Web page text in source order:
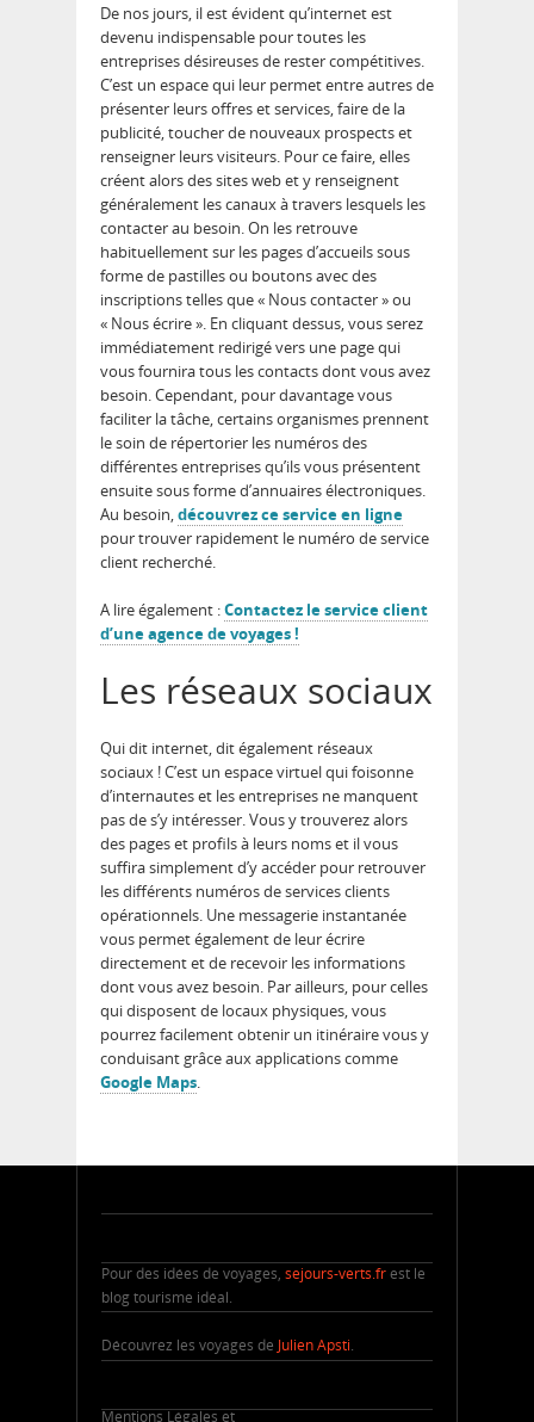
De nos jours, il est évident qu’internet est
devenu indispensable pour toutes les
entreprises désireuses de rester compétitives.
C’est un espace qui leur permet entre autres de
présenter leurs offres et services, faire de la
publicité, toucher de nouveaux prospects et
renseigner leurs visiteurs. Pour ce faire, elles
créent alors des sites web et y renseignent
généralement les canaux à travers lesquels les
contacter au besoin. On les retrouve
habituellement sur les pages d’accueils sous
forme de pastilles ou boutons avec des
inscriptions telles que « Nous contacter » ou
« Nous écrire ». En cliquant dessus, vous serez
immédiatement redirigé vers une page qui
vous fournira tous les contacts dont vous avez
besoin. Cependant, pour davantage vous
faciliter la tâche, certains organismes prennent
le soin de répertorier les numéros des
différentes entreprises qu’ils vous présentent
ensuite sous forme d’annuaires électroniques.
Au besoin,découvrez ce service en ligne
pour trouver rapidement le numéro de service
client recherché.
A lire également :Contactez le service client
d’une agence de voyages !
Les réseaux sociaux
Qui dit internet, dit également réseaux
sociaux ! C’est un espace virtuel qui foisonne
d’internautes et les entreprises ne manquent
pas de s’y intéresser. Vous y trouverez alors
des pages et profils à leurs noms et il vous
suffira simplement d’y accéder pour retrouver
les différents numéros de services clients
opérationnels. Une messagerie instantanée
vous permet également de leur écrire
directement et de recevoir les informations
dont vous avez besoin. Par ailleurs, pour celles
qui disposent de locaux physiques, vous
pourrez facilement obtenir un itinéraire vous y
conduisant grâce aux applications comme
Google Maps.
Pour des idées de voyages, sejours-verts.frest le
blog tourisme idéal.
Découvrez les voyages de Julien Apsti.
Mentions Légales et